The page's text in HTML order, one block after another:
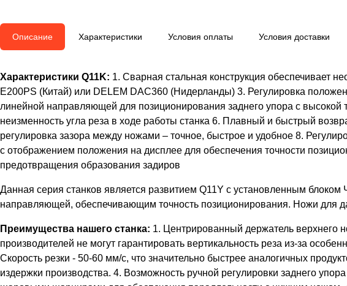
Описание Характеристики Условия оплаты Условия доставки
Характеристики Q11K: 1. Сварная стальная конструкция обеспечивает
E200PS (Китай) или DELEM DAC360 (Нидерланды) 3. Регулировка
линейной направляющей для позиционирования заднего упора с
неизменность угла реза в ходе работы станка 6. Плавный и быстрый
регулировка зазора между ножами – точное, быстрое и удобное 8.
с отображением положения на дисплее для обеспечения точности
предотвращения образования задиров
Данная серия станков является развитием Q11Y с установленным
направляющей, обеспечивающим точность позиционирования. Ножи для
Преимущества нашего станка: 1. Центрированный держатель верхнего
производителей не могут гарантировать вертикальность реза из-за
Скорость резки - 50-60 мм/с, что значительно быстрее аналогичных
издержки производства. 4. Возможность ручной регулировки заднего